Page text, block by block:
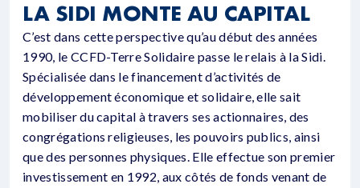
LA SIDI MONTE AU CAPITAL
C’est dans cette perspective qu’au début des années
1990, le CCFD-Terre Solidaire passe le relais à la Sidi.
Spécialisée dans le financement d’activités de
développement économique et solidaire, elle sait
mobiliser du capital à travers ses actionnaires, des
congrégations religieuses, les pouvoirs publics, ainsi
que des personnes physiques. Elle effectue son premier
investissement en 1992, aux côtés de fonds venant de